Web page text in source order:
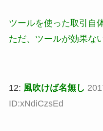
ツールを使った取引自
ただ、ツールが効果な
12: 風吹けば名無し
ID:xNdiCzsEd